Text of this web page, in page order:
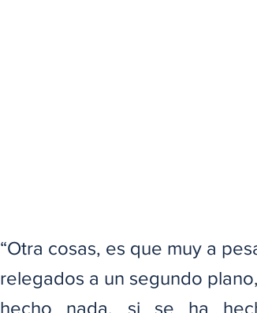
“Otra cosas, es que muy a
relegados a un segundo
hecho nada, si se ha